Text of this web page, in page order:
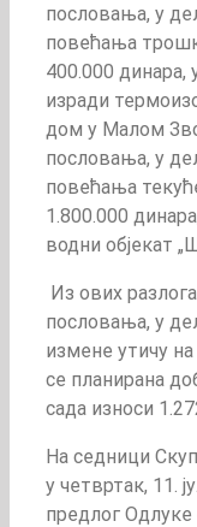
пословања, у
повећања
400.000
изради
дом у Малом
пословања, у
повећања
1.800.000
водни објекат
Из ових
пословања, у
измене утичу
се планирана
сада износи
На седници
у четвртак, 11.
предлог